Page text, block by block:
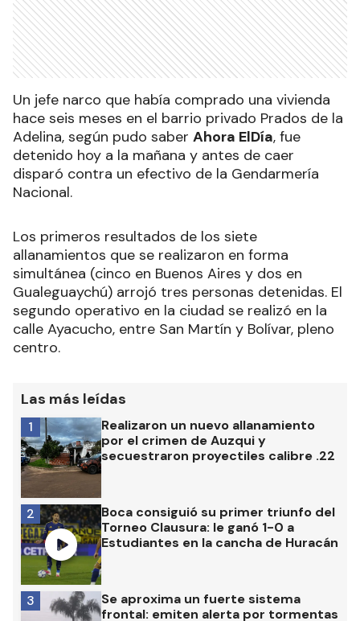
Un jefe narco que había comprado una vivienda
hace seis meses en el barrio privado Prados de la
Adelina, según pudo saber Ahora ElDía, fue
detenido hoy a la mañana y antes de caer
disparó contra un efectivo de la Gendarmería
Nacional.
Los primeros resultados de los siete
allanamientos que se realizaron en forma
simultánea (cinco en Buenos Aires y dos en
Gualeguaychú) arrojó tres personas detenidas. El
segundo operativo en la ciudad se realizó en la
calle Ayacucho, entre San Martín y Bolívar, pleno
centro.
Las más leídas
Realizaron un nuevo allanamiento
por el crimen de Auzqui y
secuestraron proyectiles calibre .22
1
Boca consiguió su primer triunfo del
Torneo Clausura: le ganó 1-0 a
Estudiantes en la cancha de Huracán
2
Se aproxima un fuerte sistema
frontal: emiten alerta por tormentas
3